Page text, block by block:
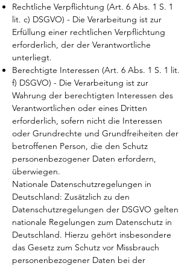
Rechtliche Verpflichtung (Art. 6 Abs. 1 S. 1
lit. c) DSGVO) - Die Verarbeitung ist zur
Erfüllung einer rechtlichen Verpflichtung
erforderlich, der der Verantwortliche
unterliegt.
Berechtigte Interessen (Art. 6 Abs. 1 S. 1 lit.
f) DSGVO) - Die Verarbeitung ist zur
Wahrung der berechtigten Interessen des
Verantwortlichen oder eines Dritten
erforderlich, sofern nicht die Interessen
oder Grundrechte und Grundfreiheiten der
betroffenen Person, die den Schutz
personenbezogener Daten erfordern,
überwiegen.
Nationale Datenschutzregelungen in
Deutschland: Zusätzlich zu den
Datenschutzregelungen der DSGVO gelten
nationale Regelungen zum Datenschutz in
Deutschland. Hierzu gehört insbesondere
das Gesetz zum Schutz vor Missbrauch
personenbezogener Daten bei der